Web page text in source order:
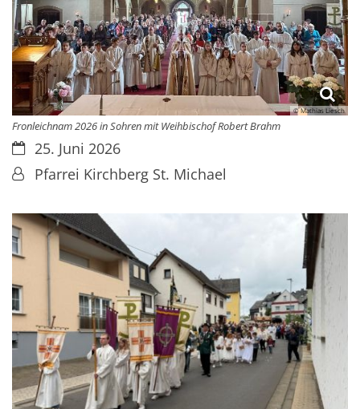
© Mathias Liesch
Fronleichnam 2026 in Sohren mit Weihbischof Robert Brahm
Datum:25. Juni 2026
Von:Pfarrei Kirchberg St. Michael